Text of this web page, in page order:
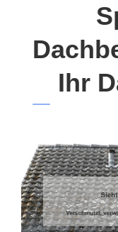
Ihr